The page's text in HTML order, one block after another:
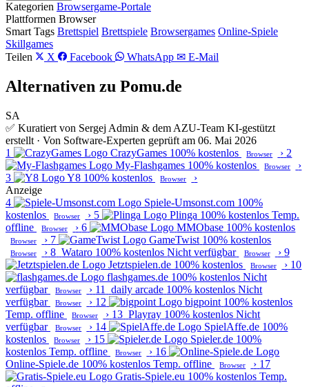
Kategorien Browsergame-Portale
Plattformen Browser
Smart Tags Brettspiel Brettspiele Browsergames Online-Spiele
Skillgames
Teilen
X Facebook WhatsApp ✉ E-Mail
Alternativen zu Pomu.de
SA
✅ Kuratiert von Sergej Admin & dem AZU-Team KI-gestützt
erstellt · Von Software-Experten geprüft am 06. Mai 2026
1
CrazyGames 100% kostenlos Browser › 2
My-Flashgames 100% kostenlos Browser
›
3
Y8 100% kostenlos Browser
›
Anzeige
4
Spiele-Umsonst.com 100%
kostenlos
Browser › 5 Plinga 100% kostenlosTemp.
offline
Browser › 6 MMObase 100% kostenlos
Browser › 7 GameTwist 100% kostenlos
Browser › 8 Wataro 100% kostenlosNicht verfügbar Browser › 9
Jetztspielen.de 100% kostenlos Browser › 10
flashgames.de 100% kostenlos Nicht
verfügbar
Browser › 11 daily arcade 100% kostenlosNicht
verfügbar
Browser › 12 bigpoint 100% kostenlos
Temp. offline
Browser › 13 Playray 100% kostenlosNicht
verfügbar
Browser › 14 SpielAffe.de 100%
kostenlos
Browser › 15 Spieler.de 100%
kostenlos Temp. offline Browser › 16
Online-Spiele.de 100% kostenlos Temp. offline Browser › 17
Gratis-Spiele.eu 100% kostenlos Temp.